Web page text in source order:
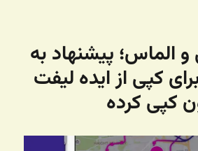
الماس؛ پیشنهاد به
کپی از ایده لیفت
کپی کرده